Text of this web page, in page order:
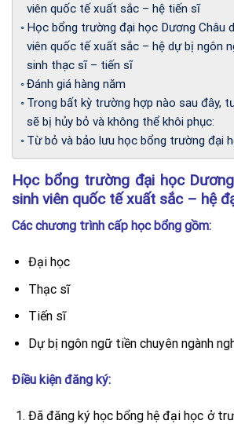
viên quốc tế xuất sắc – hệ tiến sĩ
Học bổng trường đại học Dương Châu
viên quốc tế xuất sắc – hệ dự bị ngôn
sinh thạc sĩ – tiến sĩ
Đánh giá hàng năm
Trong bất kỳ trường hợp nào sau đây,
sẽ bị hủy bỏ và không thể khôi phục:
Từ bỏ và bảo lưu học bổng trường đại
Học bổng trường đại học
sinh viên quốc tế xuất sắc – hệ
Các chương trình cấp học bổng gồm:
Đại học
Thạc sĩ
Tiến sĩ
Dự bị ngôn ngữ tiền chuyên ngành
Điều kiện đăng ký:
Đã đăng ký học bổng hệ đại học ở